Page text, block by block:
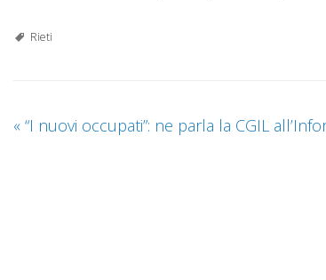
Rieti
« “I nuovi occupati”: ne parla la CGIL